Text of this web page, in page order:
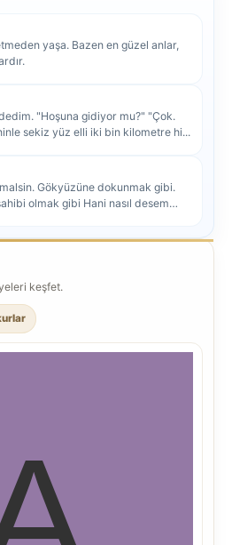
yaşa. Bazen en güzel anlar,
"Hoşuna gidiyor mu?" "Çok.
sekiz yüz elli iki bin kilometre hi...
Gökyüzüne dokunmak gibi.
olmak gibi Hani nasıl desem
keşfet.